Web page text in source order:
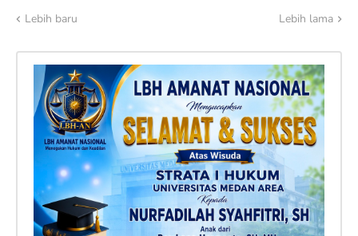
Lebih baru Lebih lama